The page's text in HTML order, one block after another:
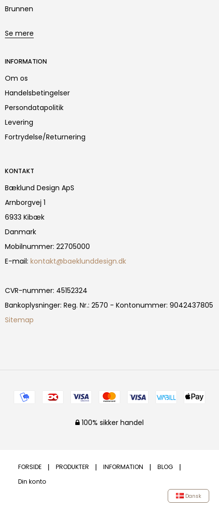
Brunnen
Se mere
INFORMATION
Om os
Handelsbetingelser
Persondatapolitik
Levering
Fortrydelse/Returnering
KONTAKT
Bæklund Design ApS
Arnborgvej 1
6933 Kibæk
Danmark
Mobilnummer: 22705000
E-mail: kontakt@baeklunddesign.dk
CVR-nummer: 45152324
Bankoplysninger: Reg. Nr.: 2570 - Kontonummer: 9042437805
Sitemap
100% sikker handel
FORSIDE PRODUKTER INFORMATION
BLOG
Din konto
Dansk